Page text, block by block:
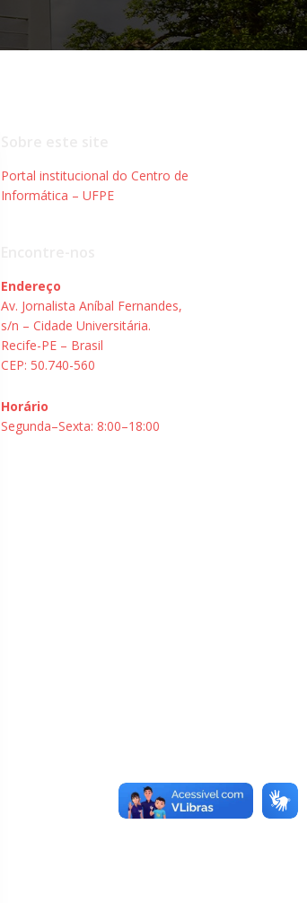
Portal institucional do Centro de
Informática – UFPE
Endereço
Av. Jornalista Aníbal Fernandes,
s/n – Cidade Universitária.
Recife-PE – Brasil
CEP: 50.740-560
Horário
Segunda–Sexta: 8:00–18:00